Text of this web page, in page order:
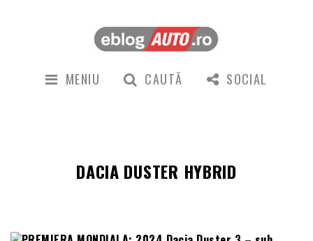
MENIU CAUTĂ SOCIAL
DACIA DUSTER HYBRID